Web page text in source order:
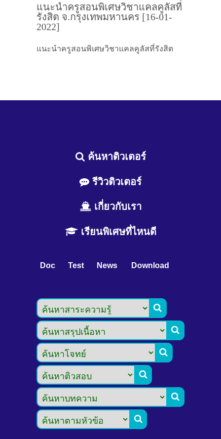
แนะนำครูสอนพิเศษวิชาแคลคูลัสที่
รังสิต จ.กรุงเทพมหานคร [16-01-
2022]
แนะนำครูสอนพิเศษวิชาแคลคูลัสที่รังสิต
ค้นหาติวเตอร์
รีวิวติวเตอร์
เกี่ยวกับเรา
เรียนพิเศษที่ไหนดี
Doc Test News Download





